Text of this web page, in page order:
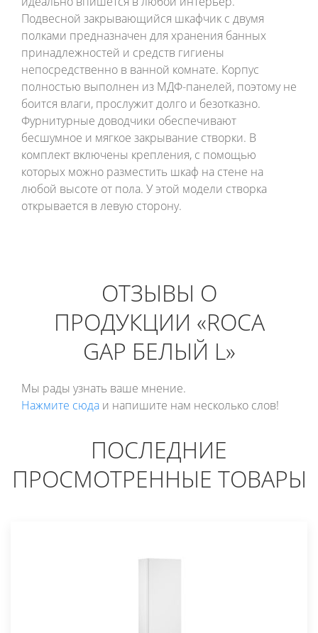
Подвесной закрывающийся шкафчик с двумя
полками предназначен для хранения банных
принадлежностей и средств гигиены
непосредственно в ванной комнате. Корпус
полностью выполнен из МДФ-панелей, поэтому не
боится влаги, прослужит долго и безотказно.
Фурнитурные доводчики обеспечивают
бесшумное и мягкое закрывание створки. В
комплект включены крепления, с помощью
которых можно разместить шкаф на стене на
любой высоте от пола. У этой модели створка
открывается в левую сторону.
ОТЗЫВЫ О
ПРОДУКЦИИ «ROCA
GAP БЕЛЫЙ L»
Мы рады узнать ваше мнение.
Нажмите сюда и напишите нам несколько слов!
ПОСЛЕДНИЕ
ПРОСМОТРЕННЫЕ ТОВАРЫ